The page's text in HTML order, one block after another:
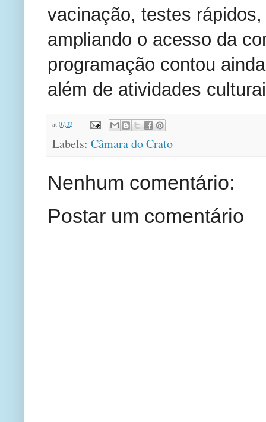
vacinação, testes
ampliando o acesso da
programação contou
além de atividades
at 07:32
Labels: Câmara do Crato
Nenhum comentário:
Postar um comentário